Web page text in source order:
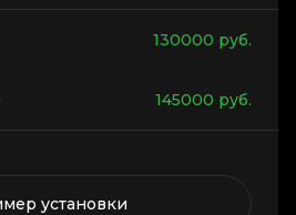
130000 руб.
145000 руб.
установки